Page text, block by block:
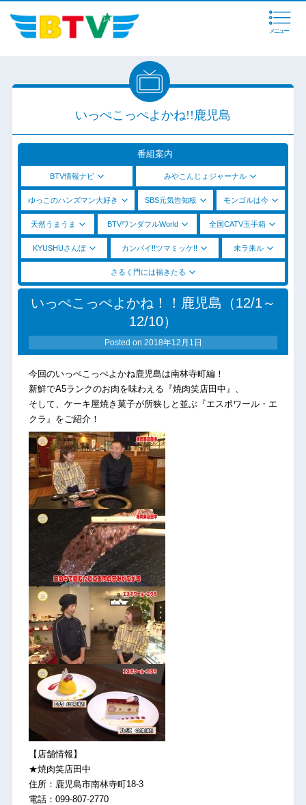
メニュー
いっぺこっぺよかね!!鹿児島
番組案内
BTV情報ナビ みやこんじょジャーナル
ゆっこのハンズマン大好き SBS元気告知板 モンゴルは今
天然うまうま BTVワンダフルWorld 全国CATV玉手箱
KYUSHUさんぽ カンパイ!!ツマミッケ!! 未ラ来ル
さるく門には福きたる
いっぺこっぺよかね！！鹿児島（12/1～
12/10）
Posted on 2018年12月1日
今回のいっぺこっぺよかね鹿児島は南林寺町編！
新鮮でA5ランクのお肉を味わえる『焼肉笑店田中』、
そして、ケーキ屋焼き菓子が所狭しと並ぶ『エスポワール・エ
クラ』をご紹介！
【店舗情報】
★焼肉笑店田中
住所：鹿児島市南林寺町18-3
電話：099-807-2770